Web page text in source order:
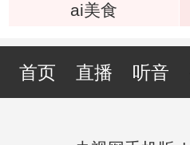
ai美食
首页 直播 听音